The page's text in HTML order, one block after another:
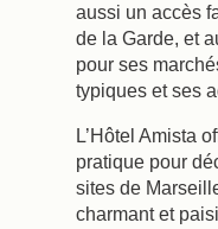
aussi un accès
de la Garde, et
pour ses
typiques et ses
L’Hôtel Amista
pratique pour
sites de
charmant et